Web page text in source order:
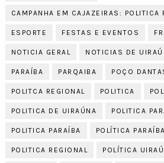
CAMPANHA EM CAJAZEIRAS: POLITICA
ESPORTE FESTAS E EVENTOS
NOTICIA GERAL NOTICIAS DE
PARAÍBA PARQAIBA POÇO
POLITCA REGIONAL POLITICA
POLITICA DE UIRAÚNA POLITICA
POLITICA PARAÍBA POLÍTICA PARAÍBA
POLITICA REGIONAL POLÍTICA